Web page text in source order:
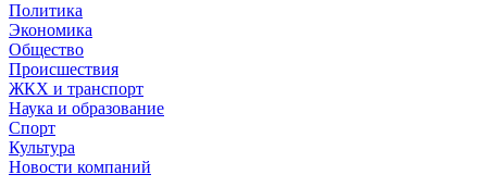
Политика
Экономика
Общество
Происшествия
ЖКХ и транспорт
Наука и образование
Спорт
Культура
Новости компаний